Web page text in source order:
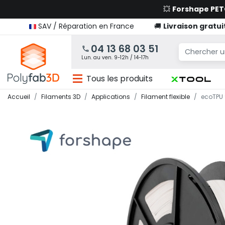
💥 Forshape
SAV / Réparation en France
🚚 Livraison
04 13 68 03 51
Lun. au ven. 9-12h / 14-17h
Tous les produits
Accueil Filaments 3D Applications Filament flexible